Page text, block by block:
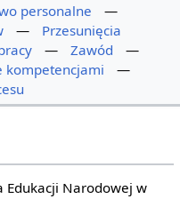
personalne
—
—
Przesunięcia
— Zawód
—
kompetencjami
—
Edukacji Narodowej w